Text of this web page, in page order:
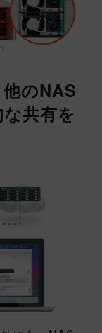
のNAS
共有を